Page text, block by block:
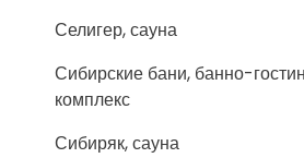
Селигер, сауна
Сибирские бани, банно-
комплекс
Сибиряк, сауна